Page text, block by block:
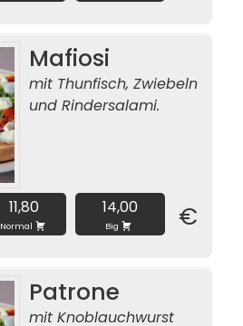
Mafiosi
11,80
Normal
14,00
Big €
mit Thunfisch, Zwiebeln
und Rindersalami.
Patrone
mit Knoblauchwurst